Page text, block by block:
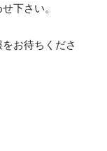
下さい。
お待ちくださ